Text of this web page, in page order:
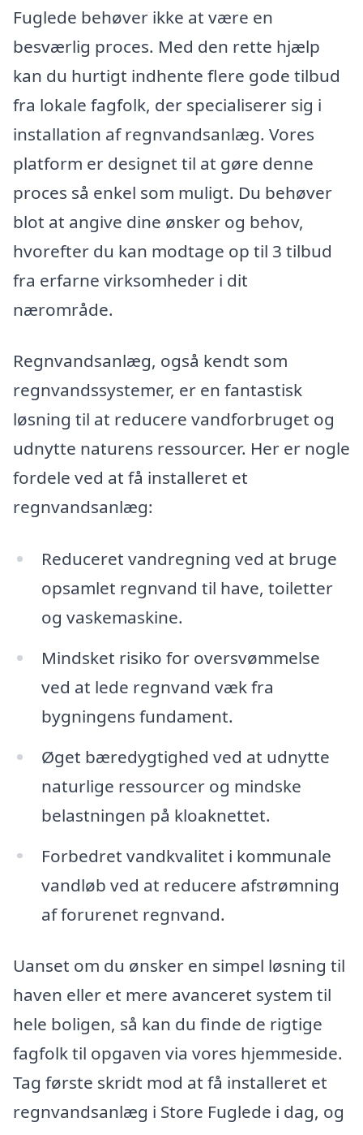
Fuglede behøver ikke at være en
besværlig proces. Med den rette hjælp
kan du hurtigt indhente flere gode tilbud
fra lokale fagfolk, der specialiserer sig i
installation af regnvandsanlæg. Vores
platform er designet til at gøre denne
proces så enkel som muligt. Du behøver
blot at angive dine ønsker og behov,
hvorefter du kan modtage op til 3 tilbud
fra erfarne virksomheder i dit
nærområde.
Regnvandsanlæg, også kendt som
regnvandssystemer, er en fantastisk
løsning til at reducere vandforbruget og
udnytte naturens ressourcer. Her er nogle
fordele ved at få installeret et
regnvandsanlæg:
Reduceret vandregning ved at bruge
opsamlet regnvand til have, toiletter
og vaskemaskine.
Mindsket risiko for oversvømmelse
ved at lede regnvand væk fra
bygningens fundament.
Øget bæredygtighed ved at udnytte
naturlige ressourcer og mindske
belastningen på kloaknettet.
Forbedret vandkvalitet i kommunale
vandløb ved at reducere afstrømning
af forurenet regnvand.
Uanset om du ønsker en simpel løsning til
haven eller et mere avanceret system til
hele boligen, så kan du finde de rigtige
fagfolk til opgaven via vores hjemmeside.
Tag første skridt mod at få installeret et
regnvandsanlæg i Store Fuglede i dag, og